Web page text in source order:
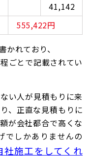
41,142
555,422円
れており、
ごとで記載されてい
い人が見積もりに来
、正直な見積もりに
が会社都合で高くな
でしかありませんの
社施工をしてくれ